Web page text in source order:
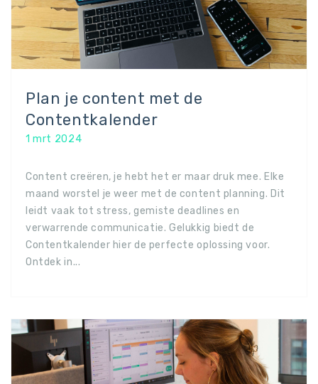
Plan je content met de
Contentkalender
1 mrt 2024
Content creëren, je hebt het er maar druk mee. Elke
maand worstel je weer met de content planning. Dit
leidt vaak tot stress, gemiste deadlines en
verwarrende communicatie. Gelukkig biedt de
Contentkalender hier de perfecte oplossing voor.
Ontdek in...